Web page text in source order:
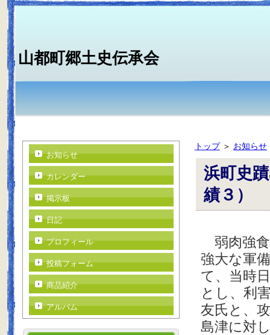
山都町郷土史伝承会
トップ＞ お知らせ
浜町史
績３
弱肉強食
強大な軍
て、当時
とし、利
友氏と、
島津に対
お知らせ
カレンダー
掲示板
日記
プロフィール
投稿フォーム
商品紹介
アルバム